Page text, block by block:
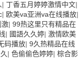
| 丁香五月婷婷激情中文|
| 欧美va亚洲va在线播放|
激| 99热这里只有精品在
| 國語久久婷| 激情欧美
码播放| 9久热精品在线
| 色偷偷色婷婷| 棕合影